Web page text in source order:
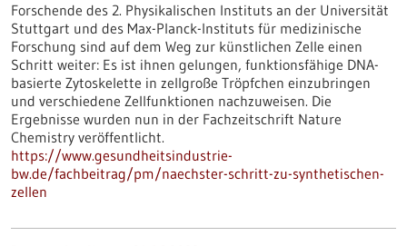
Forschende des 2. Physikalischen Instituts an der Universität
Stuttgart und des Max-Planck-Instituts für medizinische
Forschung sind auf dem Weg zur künstlichen Zelle einen
Schritt weiter: Es ist ihnen gelungen, funktionsfähige DNA-
basierte Zytoskelette in zellgroße Tröpfchen einzubringen
und verschiedene Zellfunktionen nachzuweisen. Die
Ergebnisse wurden nun in der Fachzeitschrift Nature
Chemistry veröffentlicht.
https://www.gesundheitsindustrie-
bw.de/fachbeitrag/pm/naechster-schritt-zu-synthetischen-
zellen